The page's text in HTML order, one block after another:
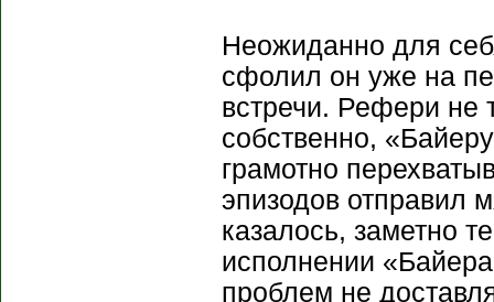
Неожиданно для
сфолил он уже на
встречи. Рефери не
собственно,
грамотно
эпизодов отправил
казалось, заметно
исполнении
проблем не